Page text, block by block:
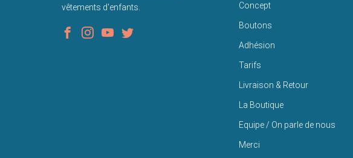
vêtements d'enfants.
Concept
Boutons
Adhésion
Tarifs
Livraison & Retour
La Boutique
Equipe / On parle de nous
Merci